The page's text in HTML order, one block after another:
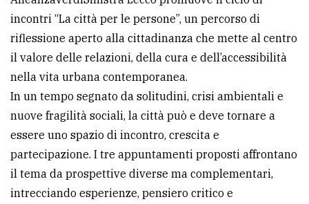
pubblicità
CERCA
Cerca
per
comune
avanzata
incontri “La città per le persone”, un percorso di
riflessione aperto alla cittadinanza che mette al centro
il valore delle relazioni, della cura e dell’accessibilità
nella vita urbana contemporanea.
In un tempo segnato da solitudini, crisi ambientali e
nuove fragilità sociali, la città può e deve tornare a
essere uno spazio di incontro, crescita e
partecipazione. I tre appuntamenti proposti affrontano
il tema da prospettive diverse ma complementari,
intrecciando esperienze, pensiero critico e